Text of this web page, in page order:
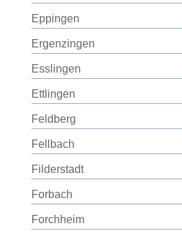
Eppingen
Ergenzingen
Esslingen
Ettlingen
Feldberg
Fellbach
Filderstadt
Forbach
Forchheim